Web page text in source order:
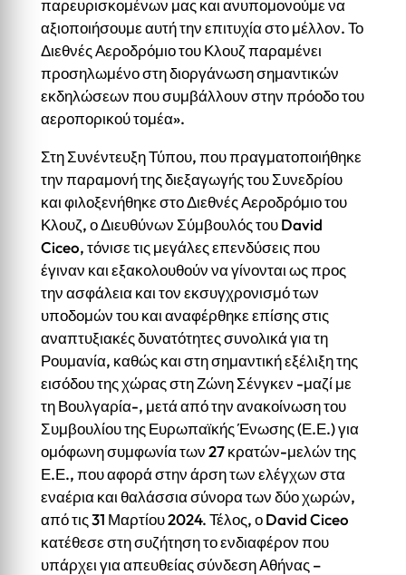
παρευρισκομένων μας και ανυπομονούμε να
αξιοποιήσουμε αυτή την επιτυχία στο μέλλον. Το
Διεθνές Αεροδρόμιο του Κλουζ παραμένει
προσηλωμένο στη διοργάνωση σημαντικών
εκδηλώσεων που συμβάλλουν στην πρόοδο του
αεροπορικού τομέα».
Στη Συνέντευξη Τύπου, που πραγματοποιήθηκε
την παραμονή της διεξαγωγής του Συνεδρίου
και φιλοξενήθηκε στο Διεθνές Αεροδρόμιο του
Κλουζ, ο Διευθύνων Σύμβουλός του David
Ciceo, τόνισε τις μεγάλες επενδύσεις που
έγιναν και εξακολουθούν να γίνονται ως προς
την ασφάλεια και τον εκσυγχρονισμό των
υποδομών του και αναφέρθηκε επίσης στις
αναπτυξιακές δυνατότητες συνολικά για τη
Ρουμανία, καθώς και στη σημαντική εξέλιξη της
εισόδου της χώρας στη Ζώνη Σένγκεν -μαζί με
τη Βουλγαρία-, μετά από την ανακοίνωση του
Συμβουλίου της Ευρωπαϊκής Ένωσης (Ε.Ε.) για
ομόφωνη συμφωνία των 27 κρατών-μελών της
Ε.Ε., που αφορά στην άρση των ελέγχων στα
εναέρια και θαλάσσια σύνορα των δύο χωρών,
από τις 31 Μαρτίου 2024. Τέλος, ο David Ciceo
κατέθεσε στη συζήτηση το ενδιαφέρον που
υπάρχει για απευθείας σύνδεση Αθήνας –